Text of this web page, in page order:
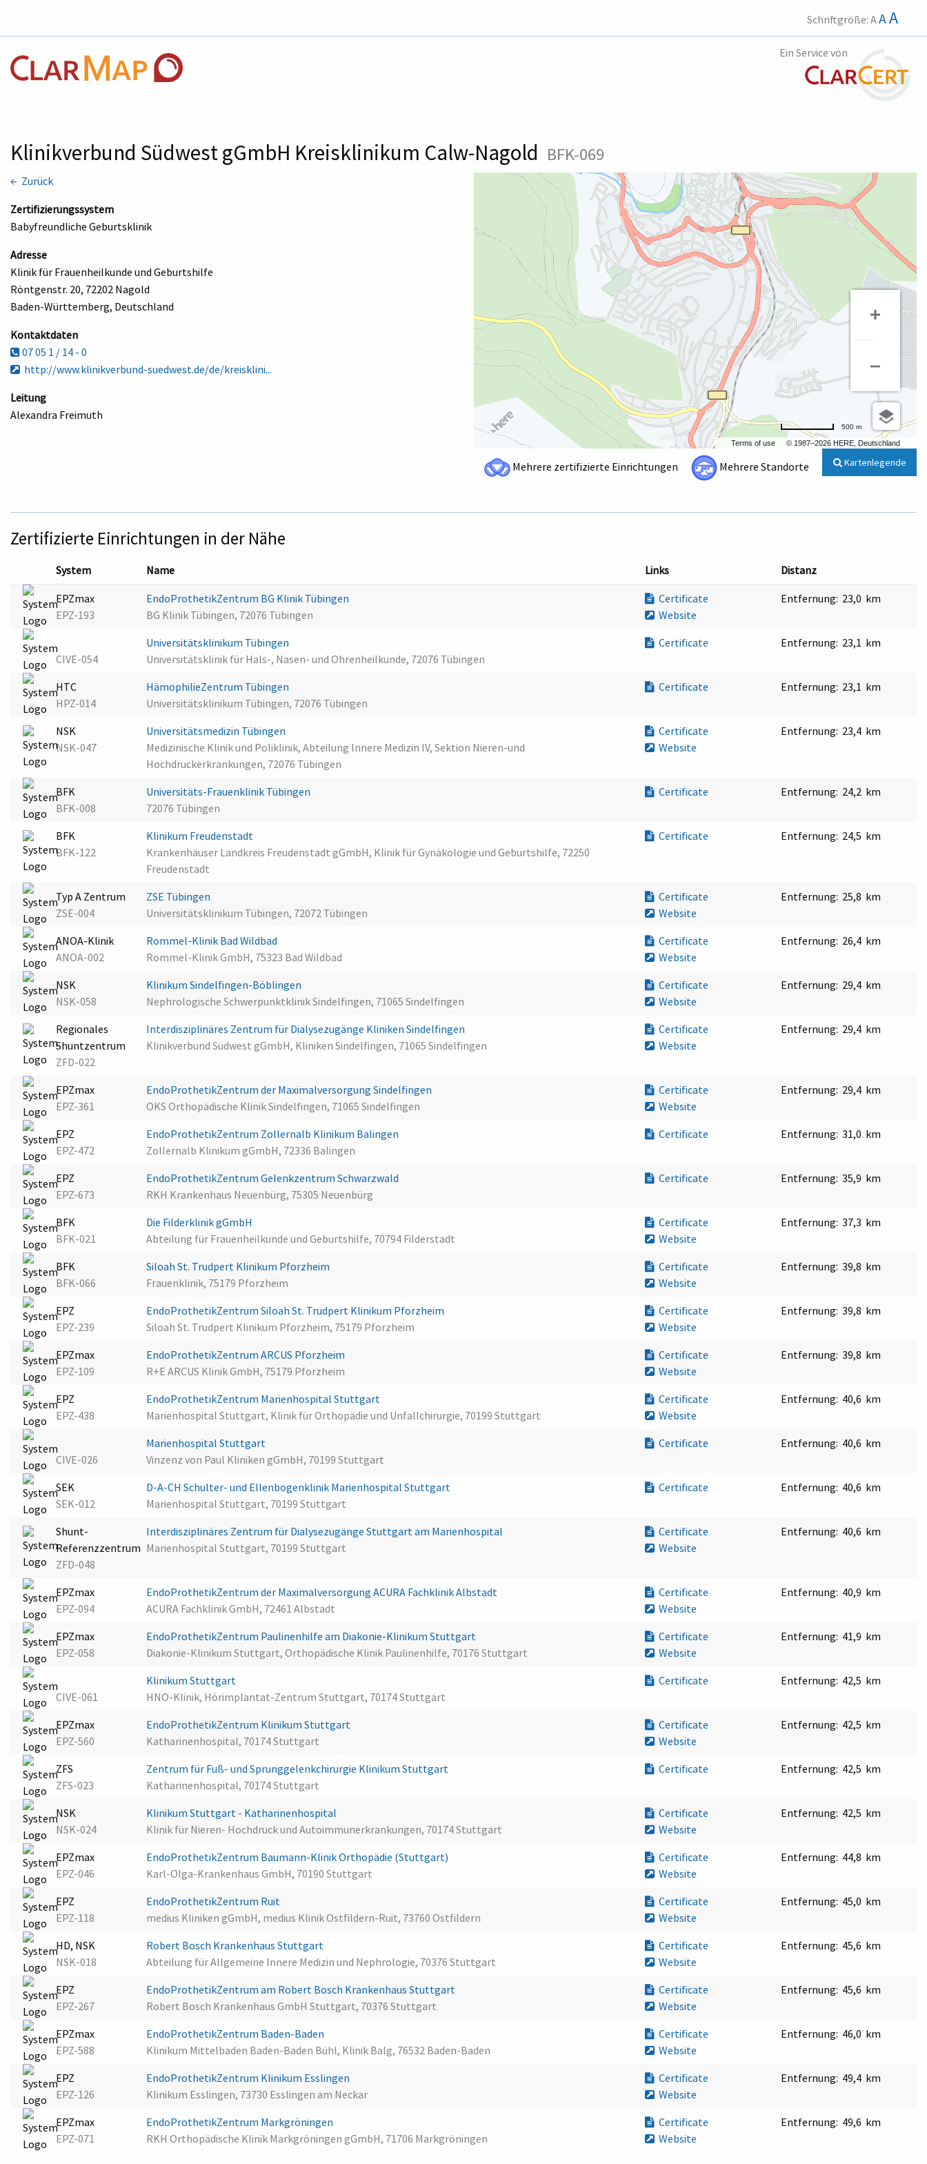
Schriftgröße: AAA
Ein Service von
Klinikverbund Südwest gGmbH Kreisklinikum Calw-Nagold BFK-069
← Zurück
Zertifizierungssystem
Babyfreundliche Geburtsklinik
Adresse
Klinik für Frauenheilkunde und Geburtshilfe
Röntgenstr. 20, 72202 Nagold
Baden-Württemberg, Deutschland
Kontaktdaten
07 05 1 / 14 - 0
http://www.klinikverbund-suedwest.de/de/kreisklini...
Leitung
Alexandra Freimuth
Terms of use © 1987–2026 HERE, Deutschland
500 m
Mehrere zertifizierte Einrichtungen Mehrere Standorte Kartenlegende
Zertifizierte Einrichtungen in der Nähe
System Name Links Distanz
EPZmax
EPZ-193
EndoProthetikZentrum BG Klinik Tübingen
BG Klinik Tübingen, 72076 Tübingen
Certificate
Website
Entfernung: 23,0 km
CIVE-054
Universitätsklinikum Tübingen
Universitätsklinik für Hals-, Nasen- und Ohrenheilkunde, 72076 Tübingen
Certificate Entfernung: 23,1 km
HTC
HPZ-014
HämophilieZentrum Tübingen
Universitätsklinikum Tübingen, 72076 Tübingen
Certificate Entfernung: 23,1 km
NSK
NSK-047
Universitätsmedizin Tübingen
Medizinische Klinik und Poliklinik, Abteilung Innere Medizin IV, Sektion Nieren-und
Hochdruckerkrankungen, 72076 Tübingen
Certificate
Website
Entfernung: 23,4 km
BFK
BFK-008
Universitäts-Frauenklinik Tübingen
72076 Tübingen
Certificate Entfernung: 24,2 km
BFK
BFK-122
Klinikum Freudenstadt
Krankenhäuser Landkreis Freudenstadt gGmbH, Klinik für Gynäkologie und Geburtshilfe, 72250
Freudenstadt
Certificate Entfernung: 24,5 km
Typ A Zentrum
ZSE-004
ZSE Tübingen
Universitätsklinikum Tübingen, 72072 Tübingen
Certificate
Website
Entfernung: 25,8 km
ANOA-Klinik
ANOA-002
Rommel-Klinik Bad Wildbad
Rommel-Klinik GmbH, 75323 Bad Wildbad
Certificate
Website
Entfernung: 26,4 km
NSK
NSK-058
Klinikum Sindelfingen-Böblingen
Nephrologische Schwerpunktklinik Sindelfingen, 71065 Sindelfingen
Certificate
Website
Entfernung: 29,4 km
Regionales
Shuntzentrum
ZFD-022
Interdisziplinäres Zentrum für Dialysezugänge Kliniken Sindelfingen
Klinikverbund Südwest gGmbH, Kliniken Sindelfingen, 71065 Sindelfingen
Certificate
Website
Entfernung: 29,4 km
EPZmax
EPZ-361
EndoProthetikZentrum der Maximalversorgung Sindelfingen
OKS Orthopädische Klinik Sindelfingen, 71065 Sindelfingen
Certificate
Website
Entfernung: 29,4 km
EPZ
EPZ-472
EndoProthetikZentrum Zollernalb Klinikum Balingen
Zollernalb Klinikum gGmbH, 72336 Balingen
Certificate Entfernung: 31,0 km
EPZ
EPZ-673
EndoProthetikZentrum Gelenkzentrum Schwarzwald
RKH Krankenhaus Neuenbürg, 75305 Neuenbürg
Certificate Entfernung: 35,9 km
BFK
BFK-021
Die Filderklinik gGmbH
Abteilung für Frauenheilkunde und Geburtshilfe, 70794 Filderstadt
Certificate
Website
Entfernung: 37,3 km
BFK
BFK-066
Siloah St. Trudpert Klinikum Pforzheim
Frauenklinik, 75179 Pforzheim
Certificate
Website
Entfernung: 39,8 km
EPZ
EPZ-239
EndoProthetikZentrum Siloah St. Trudpert Klinikum Pforzheim
Siloah St. Trudpert Klinikum Pforzheim, 75179 Pforzheim
Certificate
Website
Entfernung: 39,8 km
EPZmax
EPZ-109
EndoProthetikZentrum ARCUS Pforzheim
R+E ARCUS Klinik GmbH, 75179 Pforzheim
Certificate
Website
Entfernung: 39,8 km
EPZ
EPZ-438
EndoProthetikZentrum Marienhospital Stuttgart
Marienhospital Stuttgart, Klinik für Orthopädie und Unfallchirurgie, 70199 Stuttgart
Certificate
Website
Entfernung: 40,6 km
CIVE-026
Marienhospital Stuttgart
Vinzenz von Paul Kliniken gGmbH, 70199 Stuttgart
Certificate Entfernung: 40,6 km
SEK
SEK-012
D-A-CH Schulter- und Ellenbogenklinik Marienhospital Stuttgart
Marienhospital Stuttgart, 70199 Stuttgart
Certificate Entfernung: 40,6 km
Shunt-
Referenzzentrum
ZFD-048
Interdisziplinäres Zentrum für Dialysezugänge Stuttgart am Marienhospital
Marienhospital Stuttgart, 70199 Stuttgart
Certificate
Website
Entfernung: 40,6 km
EPZmax
EPZ-094
EndoProthetikZentrum der Maximalversorgung ACURA Fachklinik Albstadt
ACURA Fachklinik GmbH, 72461 Albstadt
Certificate
Website
Entfernung: 40,9 km
EPZmax
EPZ-058
EndoProthetikZentrum Paulinenhilfe am Diakonie-Klinikum Stuttgart
Diakonie-Klinikum Stuttgart, Orthopädische Klinik Paulinenhilfe, 70176 Stuttgart
Certificate
Website
Entfernung: 41,9 km
CIVE-061
Klinikum Stuttgart
HNO-Klinik, Hörimplantat-Zentrum Stuttgart, 70174 Stuttgart
Certificate Entfernung: 42,5 km
EPZmax
EPZ-560
EndoProthetikZentrum Klinikum Stuttgart
Katharinenhospital, 70174 Stuttgart
Certificate
Website
Entfernung: 42,5 km
ZFS
ZFS-023
Zentrum für Fuß- und Sprunggelenkchirurgie Klinikum Stuttgart
Katharinenhospital, 70174 Stuttgart
Certificate Entfernung: 42,5 km
NSK
NSK-024
Klinikum Stuttgart - Katharinenhospital
Klinik für Nieren- Hochdruck und Autoimmunerkrankungen, 70174 Stuttgart
Certificate
Website
Entfernung: 42,5 km
EPZmax
EPZ-046
EndoProthetikZentrum Baumann-Klinik Orthopädie (Stuttgart)
Karl-Olga-Krankenhaus GmbH, 70190 Stuttgart
Certificate
Website
Entfernung: 44,8 km
EPZ
EPZ-118
EndoProthetikZentrum Ruit
medius Kliniken gGmbH, medius Klinik Ostfildern-Ruit, 73760 Ostfildern
Certificate
Website
Entfernung: 45,0 km
HD, NSK
NSK-018
Robert Bosch Krankenhaus Stuttgart
Abteilung für Allgemeine Innere Medizin und Nephrologie, 70376 Stuttgart
Certificate
Website
Entfernung: 45,6 km
EPZ
EPZ-267
EndoProthetikZentrum am Robert Bosch Krankenhaus Stuttgart
Robert Bosch Krankenhaus GmbH Stuttgart, 70376 Stuttgart
Certificate
Website
Entfernung: 45,6 km
EPZmax
EPZ-588
EndoProthetikZentrum Baden-Baden
Klinikum Mittelbaden Baden-Baden Bühl, Klinik Balg, 76532 Baden-Baden
Certificate
Website
Entfernung: 46,0 km
EPZ
EPZ-126
EndoProthetikZentrum Klinikum Esslingen
Klinikum Esslingen, 73730 Esslingen am Neckar
Certificate
Website
Entfernung: 49,4 km
EPZmax
EPZ-071
EndoProthetikZentrum Markgröningen
RKH Orthopädische Klinik Markgröningen gGmbH, 71706 Markgröningen
Certificate
Website
Entfernung: 49,6 km